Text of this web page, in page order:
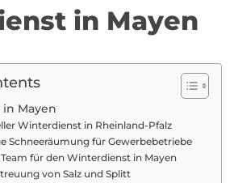
in Mayen
Mayen
Winterdienst in Rheinland-Pfalz
Schneeräumung für Gewerbebetriebe
für den Winterdienst in Mayen
von Salz und Splitt